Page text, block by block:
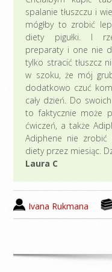
spalanie tłuszczu i
mógłby to zrobić
diety pigułki. I
preparaty i one nie
tylko stracić tłuszcz
w szoku, że mój
dodatkowo czuć
cały dzień. Do
to faktycznie może
ćwiczeń, a także
Adiphene nie zrobić
diety przez miesiąc.
Laura C
Ivana Rukmana